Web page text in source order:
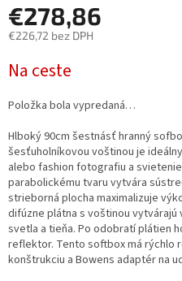
€278,86
€226,72 bez DPH
cena:
Na ceste
Položka bola vypredaná…
Hlboký 90cm šestnásť hranný
šesťuholníkovou voštinou je
alebo fashion fotografiu a
parabolickému tvaru vytvára
strieborná plocha maximalizuje
difúzne plátna s voštinou
svetla a tieňa. Po odobratí plátien
reflektor. Tento softbox má rýchlo
konštrukciu a Bowens adaptér na